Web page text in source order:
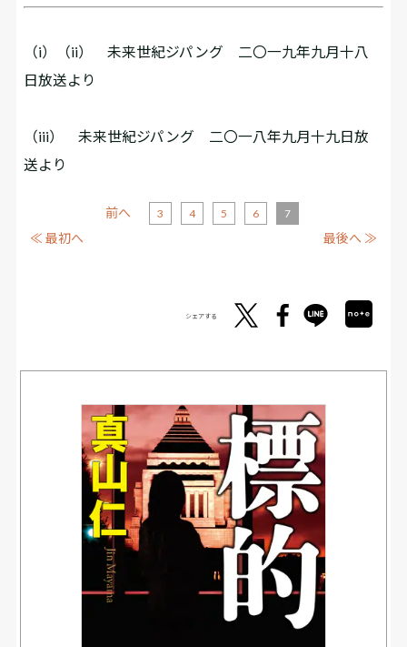
（i）（ii） 未来世紀ジパング 二〇一九年九月十八
日放送より
（iii） 未来世紀ジパング 二〇一八年九月十九日放
送より
≪ 最初へ
前へ 3 4 5 6 7
最後へ ≫
シェアする